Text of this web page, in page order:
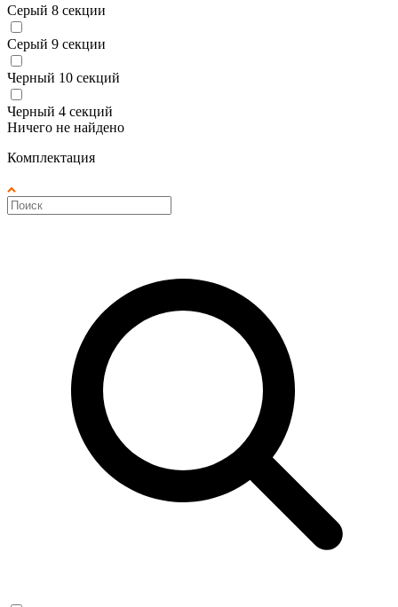
Серый 8 секции
Серый 9 секции
Черный 10 секций
Черный 4 секций
Ничего не найдено
Комплектация